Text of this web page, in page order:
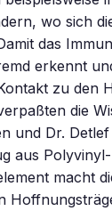
wo sich
das
erkennt
zu den
die
und Dr.
aus
macht